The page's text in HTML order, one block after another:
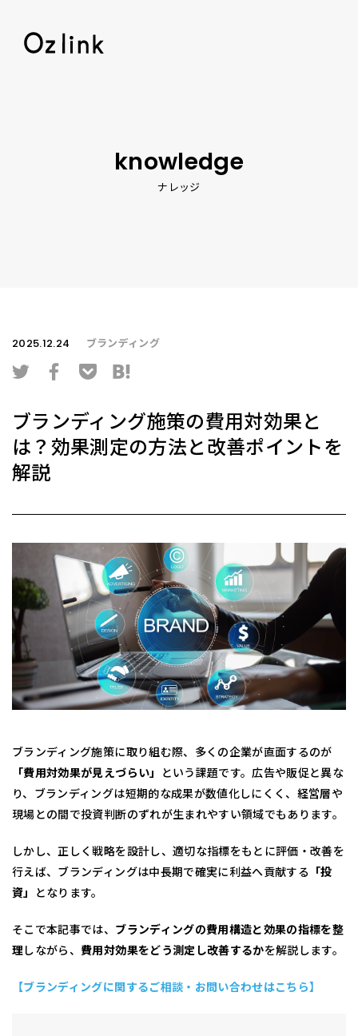
knowledge
ナレッジ
2025.12.24 ブランディング
ブランディング施策の費用対効果と
は？効果測定の方法と改善ポイントを
解説
ブランディング施策に取り組む際、多くの企業が直面するのが
「費用対効果が見えづらい」 という課題です。広告や販促と異な
り、ブランディングは短期的な成果が数値化しにくく、経営層や
現場との間で投資判断のずれが生まれやすい領域でもあります。
しかし、正しく戦略を設計し、適切な指標をもとに評価・改善を
行えば、ブランディングは中長期で確実に利益へ貢献する 「投
資」 となります。
そこで本記事では、 ブランディングの費用構造と効果の指標を整
理しながら、費用対効果をどう測定し改善するかを解説します。
【ブランディングに関するご相談・お問い合わせはこちら】